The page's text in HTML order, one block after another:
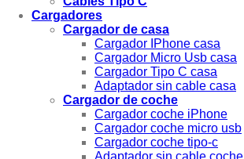
Cargadores
Cargador de casa
Cargador IPhone casa
Cargador Micro Usb casa
Cargador Tipo C casa
Adaptador sin cable casa
Cargador de coche
Cargador coche iPhone
Cargador coche micro usb
Cargador coche tipo-c
Adaptador sin cable coche